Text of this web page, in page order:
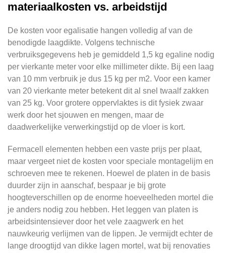
materiaalkosten vs. arbeidstijd
De kosten voor egalisatie hangen volledig af van de
benodigde laagdikte. Volgens technische
verbruiksgegevens heb je gemiddeld 1,5 kg egaline nodig
per vierkante meter voor elke millimeter dikte. Bij een laag
van 10 mm verbruik je dus 15 kg per m2. Voor een kamer
van 20 vierkante meter betekent dit al snel twaalf zakken
van 25 kg. Voor grotere oppervlaktes is dit fysiek zwaar
werk door het sjouwen en mengen, maar de
daadwerkelijke verwerkingstijd op de vloer is kort.
Fermacell elementen hebben een vaste prijs per plaat,
maar vergeet niet de kosten voor speciale montagelijm en
schroeven mee te rekenen. Hoewel de platen in de basis
duurder zijn in aanschaf, bespaar je bij grote
hoogteverschillen op de enorme hoeveelheden mortel die
je anders nodig zou hebben. Het leggen van platen is
arbeidsintensiever door het vele zaagwerk en het
nauwkeurig verlijmen van de lippen. Je vermijdt echter de
lange droogtijd van dikke lagen mortel, wat bij renovaties